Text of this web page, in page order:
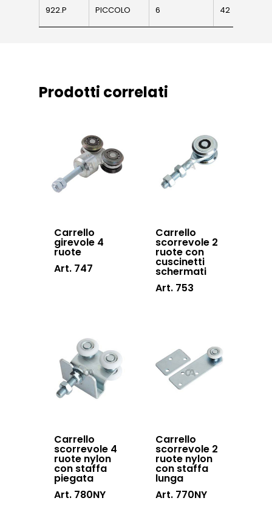
922.P PICCOLO 6 42
922.P
Prodotti correlati
Carrello
girevole 4
ruote
Art. 747
Carrello
scorrevole 2
ruote con
cuscinetti
schermati
Art. 753
Carrello
scorrevole 4
ruote nylon
con staffa
piegata
Art. 780NY
Carrello
scorrevole 2
ruote nylon
con staffa
lunga
Art. 770NY
Swing gates
accessories
Sistemi di
Inox
News ed eventi
Contatti